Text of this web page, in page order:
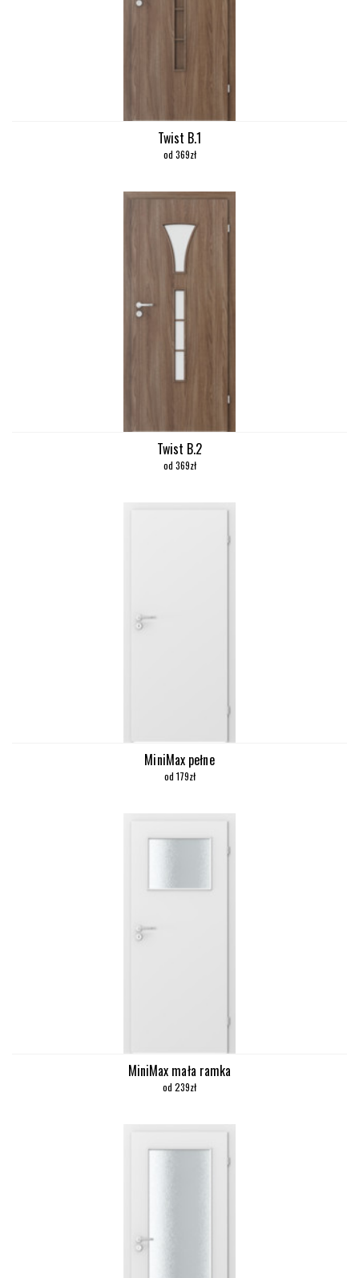
Twist B.1
od 369zł
Twist B.2
od 369zł
MiniMax pełne
od 179zł
MiniMax mała ramka
od 239zł